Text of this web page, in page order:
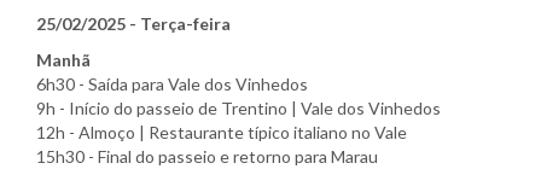
25/02/2025 - Terça-feira
Manhã
6h30 - Saída para Vale dos Vinhedos
9h - Início do passeio de Trentino | Vale dos Vinhedos
12h - Almoço | Restaurante típico italiano no Vale
15h30 - Final do passeio e retorno para Marau